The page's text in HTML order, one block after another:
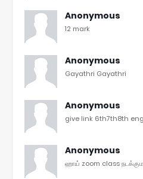
Anonymous
12 mark
Anonymous
Gayathri Gayathri
Anonymous
give link 6th7th8th
Anonymous
ஹாய் zoom class